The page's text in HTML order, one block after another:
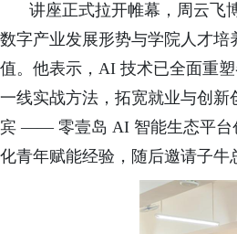
讲座正式拉开帷幕，周云飞
数字产业发展形势与学院人才
值。他表示，AI 技术已全面重
一线实战方法，拓宽就业与创
宾 —— 零壹岛 AI 智能生态平台
化青年赋能经验，随后邀请子牛